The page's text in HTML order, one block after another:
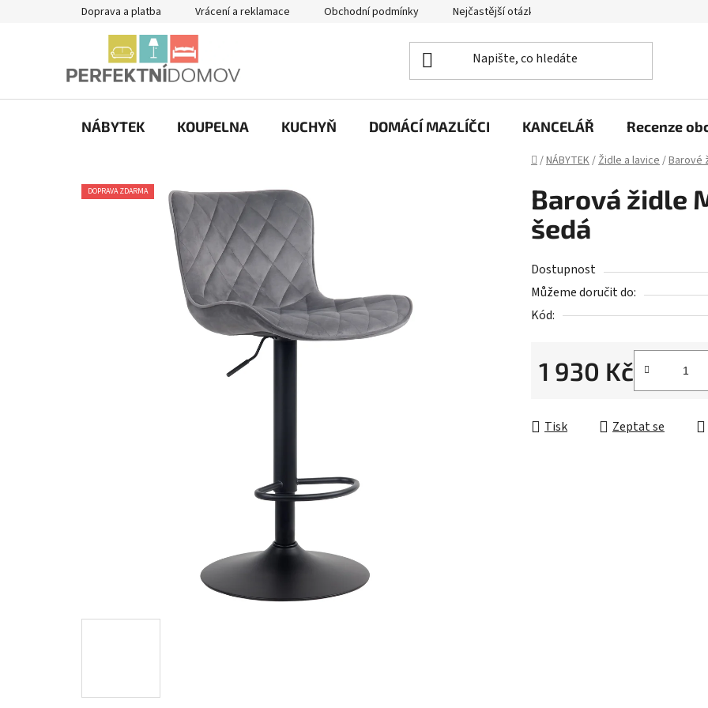
Doprava a platba Vrácení a reklamace Obchodní podmínky Nejčastější otázky
NÁBYTEK KOUPELNA KUCHYŇ DOMÁCÍ MAZLÍČCI KANCELÁŘ Recenze
Domů
/NÁBYTEK/Židle a lavice/Barové
Barová židle
šedá
Dostupnost
Můžeme doručit do:
Kód:
1 930 Kč
Tisk Zeptat se
DOPRAVA ZDARMA